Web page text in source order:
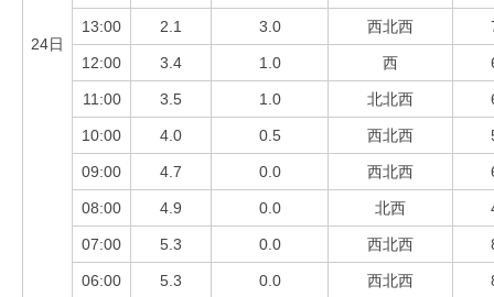
24日
13:00 2.1 3.0 西北西
12:00 3.4 1.0 西
11:00 3.5 1.0 北北西
10:00 4.0 0.5 西北西
09:00 4.7 0.0 西北西
08:00 4.9 0.0 北西
07:00 5.3 0.0 西北西
06:00 5.3 0.0 西北西